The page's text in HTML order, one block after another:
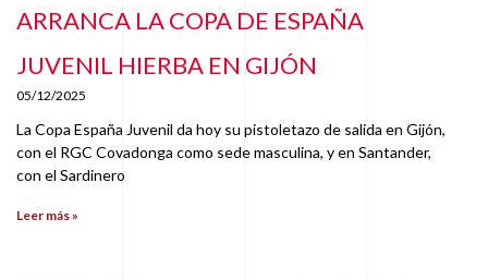
ARRANCA LA COPA DE ESPAÑA
JUVENIL HIERBA EN GIJÓN
05/12/2025
La Copa España Juvenil da hoy su pistoletazo de salida en Gijón,
con el RGC Covadonga como sede masculina, y en Santander,
con el Sardinero
Leer más »